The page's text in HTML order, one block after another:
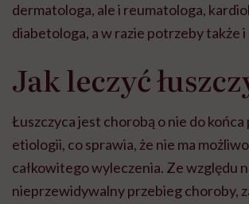
dermatologa, ale i reumatologa,
diabetologa, a w razie potrzeby także
Jak leczyć
Łuszczyca jest chorobą o nie do końca
etiologii, co sprawia, że nie ma
całkowitego wyleczenia. Ze względu
nieprzewidywalny przebieg choroby,